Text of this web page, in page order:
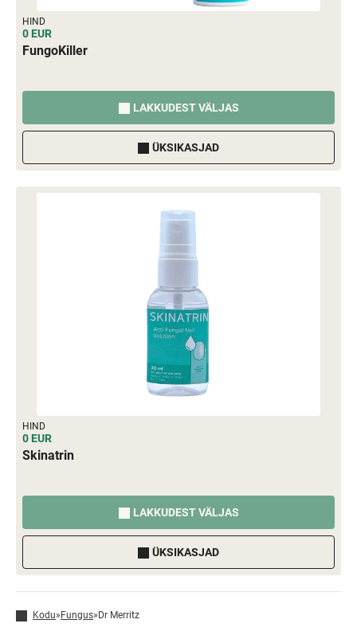
HIND
0 EUR
FungoKiller
LAKKUDEST VÄLJAS
ÜKSIKASJAD
HIND
0 EUR
Skinatrin
LAKKUDEST VÄLJAS
ÜKSIKASJAD
Kodu» Fungus» Dr Merritz